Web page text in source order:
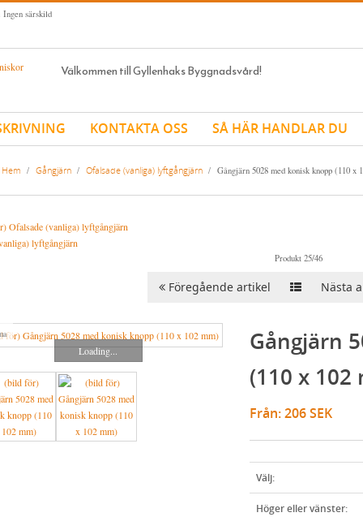
Ingen särskild
Välkommen till Gyllenhaks Byggnadsvård!
KONTAKTA OSS SÅ HÄR HANDLAR DU
Hem / Gångjärn / Ofalsade (vanliga) lyftgångjärn / Gångjärn 5028 med konisk knopp (110 x
lyftgångjärn
Produkt 25/46
Föregående artikel Nästa
Loading...
Gångjärn
(110 x 102
Från: 206 SEK
Välj:
Höger eller vänster: